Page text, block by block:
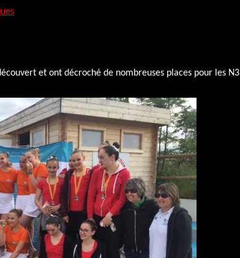
et ont décroché de nombreuses places pour les N3